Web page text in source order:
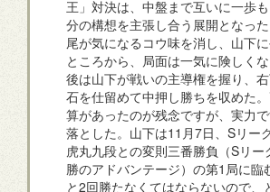
王」対決は、中盤まで互いに一歩
分の構想を主張し合う展開となっ
尾が気になるコウ味を消し、山下
ところから、局面は一気に険しく
後は山下が戦いの主導権を握り、
石を仕留めて中押し勝ちを収めた
算があったのが残念ですが、実力
落とした。山下は11月7日、Sリー
虎丸九段との変則三番勝負（Sリー
勝のアドバンテージ）の第1局に臨
と2回勝たなくてはならないので、